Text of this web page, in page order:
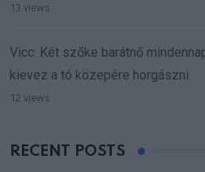
13 views
Vicc: Két szőke barátnő
kievez a tó közepére horgászni
12 views
RECENT POSTS